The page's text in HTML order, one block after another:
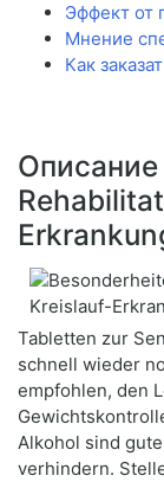
Эффект от
Мнение
Как
Tabletten zur
schnell wieder
empfohlen, den
Alkohol sind
verhindern.